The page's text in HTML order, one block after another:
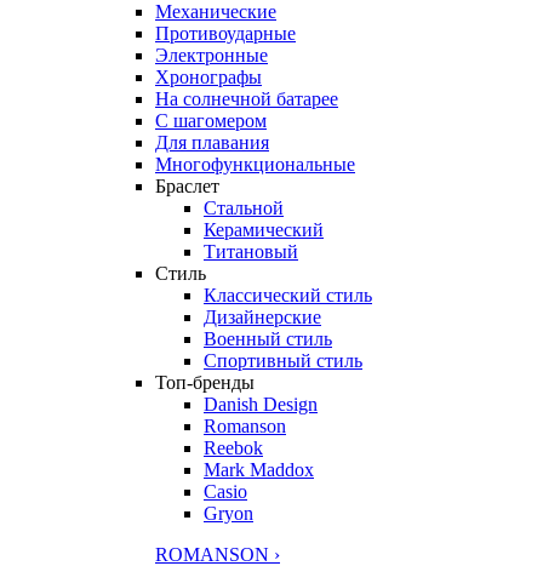
Механические
Противоударные
Электронные
Хронографы
На солнечной батарее
С шагомером
Для плавания
Многофункциональные
Браслет
Стальной
Керамический
Титановый
Стиль
Классический стиль
Дизайнерские
Военный стиль
Спортивный стиль
Топ-бренды
Danish Design
Romanson
Reebok
Mark Maddox
Casio
Gryon
ROMANSON ›